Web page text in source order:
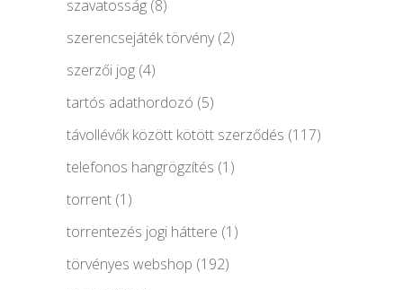
szavatosság (8)
szerencsejáték törvény(2)
szerzői jog (4)
tartós adathordozó (5)
távollévők között kötött szerződés (117)
telefonos hangrögzítés (1)
torrent (1)
torrentezés jogi háttere (1)
törvényes webshop (192)